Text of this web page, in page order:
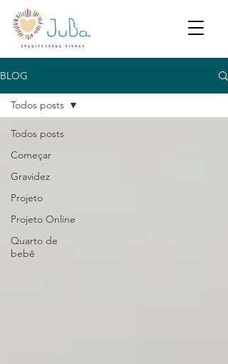
BLOG
Todos posts
Começar
Gravidez
Projeto
Projeto Online
Quarto de
bebê
Todos posts